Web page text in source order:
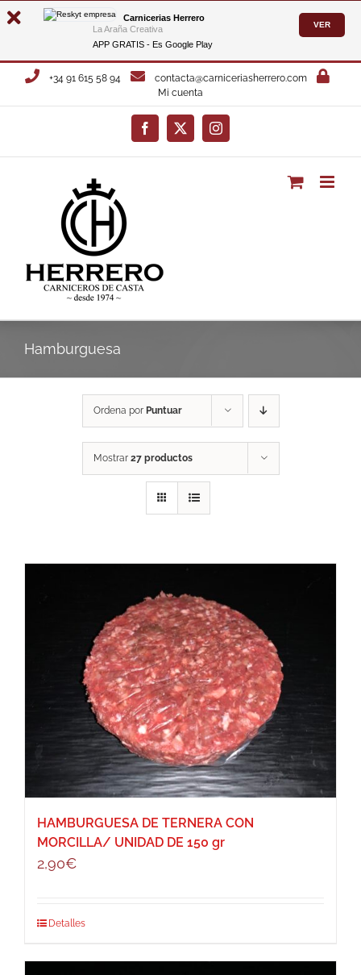
Carnicerias Herrero
La Araña Creativa
APP GRATIS - Es Google Play
VER
Saltar
+34 91 615 58 94
contacta@carniceriasherrero.com
Mi cuenta
Facebook
X Instagram
Hamburguesa
Ordena por Puntuar
Mostrar 27 productos
HAMBURGUESA DE TERNERA CON
MORCILLA/ UNIDAD DE 150 gr
2,90€
Detalles